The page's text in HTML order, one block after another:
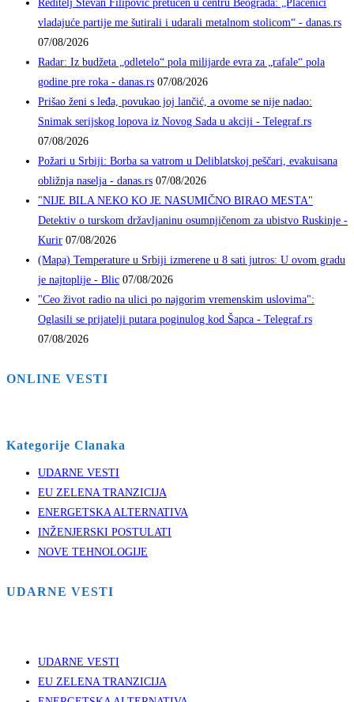
Reditelj Stevan Filipović pretučen u centru Beograda: „Plaćenici
vladajuće partije me šutirali i udarali metalnom stolicom“ - danas.rs
07/08/2026
Radar: Iz budžeta „odletelo“ pola milijarde evra za „rafale“ pola
godine pre roka - danas.rs 07/08/2026
Prišao ženi s leđa, povukao joj lančić, a ovome se nije nadao:
Snimak serijskog lopova iz Novog Sada u akciji - Telegraf.rs
07/08/2026
Požari u Srbiji: Borba sa vatrom u Deliblatskoj peščari, evakuisana
obližnja naselja - danas.rs 07/08/2026
"NIJE BILA NEKO KO JE NASUMIČNO BIRAO MESTA"
Detektiv o turskom državljaninu osumnjičenom za ubistvo Ruskinje -
Kurir 07/08/2026
(Mapa) Temperature u Srbiji izmerene u 8 sati jutros: U ovom gradu
je najtoplije - Blic 07/08/2026
"Ceo život radio na ulici po najgorim vremenskim uslovima":
Oglasili se prijatelji putara poginulog kod Šapca - Telegraf.rs
07/08/2026
ONLINE VESTI
Kategorije Clanaka
UDARNE VESTI
EU ZELENA TRANZICIJA
ENERGETSKA ALTERNATIVA
INŽENJERSKI POSTULATI
NOVE TEHNOLOGIJE
UDARNE VESTI
UDARNE VESTI
EU ZELENA TRANZICIJA